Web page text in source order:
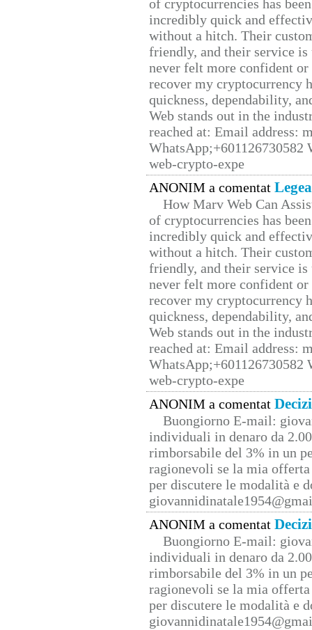
of cryptocurrencies has
incredibly quick and
without a hitch. Their
friendly, and their service
never felt more confident
recover my cryptocurrency
quickness, dependability,
Web stands out in the
reached at: Email address:
web-crypto-expe
ANONIM a comentat
How Marv Web Can
of cryptocurrencies has
incredibly quick and
without a hitch. Their
friendly, and their service
never felt more confident
recover my cryptocurrency
quickness, dependability,
Web stands out in the
reached at: Email address:
web-crypto-expe
ANONIM a comentat
Buongiorno E-mail:
individuali in denaro da
rimborsabile del 3% in un
ragionevoli se la mia
per discutere le modalità e
ANONIM a comentat
Buongiorno E-mail:
individuali in denaro da
rimborsabile del 3% in un
ragionevoli se la mia
per discutere le modalità e